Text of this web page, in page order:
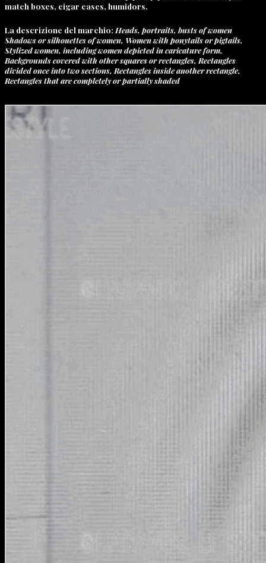
match boxes, cigar cases, humidors.
La descrizione del marchio: Heads, portraits, busts of women
Shadows or silhouettes of women, Women with ponytails or pigtails,
Stylized women, including women depicted in caricature form,
Backgrounds covered with other squares or rectangles, Rectangles
divided once into two sections, Rectangles inside another rectangle,
Rectangles that are completely or partially shaded